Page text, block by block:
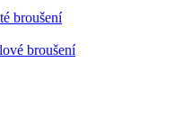
broušení
broušení